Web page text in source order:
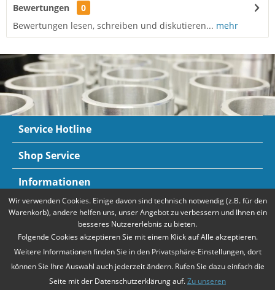
Bewertungen
0
Bewertungen lesen, schreiben und diskutieren... mehr
Service Hotline
Shop Service
Informationen
Newsletter
ZahlungsartenMehr Informationen
Wir verwenden Cookies. Einige davon sind technisch notwendig (z.B. für den
Warenkorb), andere helfen uns, unser Angebot zu verbessern und Ihnen ein
besseres Nutzererlebnis zu bieten.
Folgende Cookies akzeptieren Sie mit einem Klick auf Alle akzeptieren.
Weitere Informationen finden Sie in den Privatsphäre-Einstellungen, dort
können Sie Ihre Auswahl auch jederzeit ändern. Rufen Sie dazu einfach die
Seite mit der Datenschutzerklärung auf.Zu unseren